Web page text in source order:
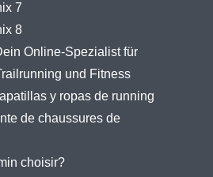
7
8
Online-Spezialist für
und Fitness
y ropas de running
de chaussures de
choisir?